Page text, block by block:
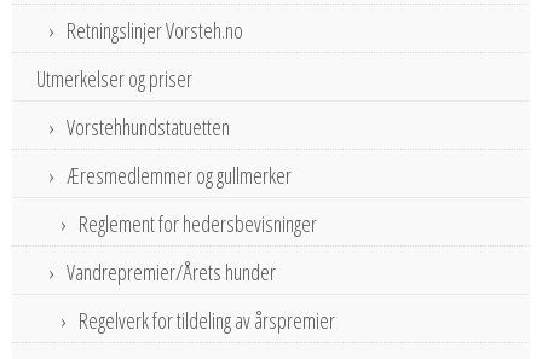
Retningslinjer Vorsteh.no
Utmerkelser og priser
Vorstehhundstatuetten
Æresmedlemmer og gullmerker
Reglement for hedersbevisninger
Vandrepremier/Årets hunder
Regelverk for tildeling av årspremier